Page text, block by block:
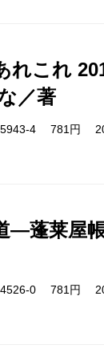
れこれ
／著
4 781円
―蓬莱屋
0 781円